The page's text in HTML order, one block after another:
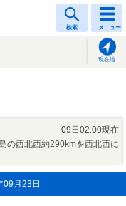
検索 メニュー
現在地
09日02:00現在
の西北西約290kmを西北西に
09月23日